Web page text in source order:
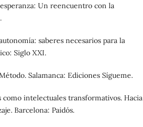
esperanza: Un reencuentro con la
saberes necesarios para la
Siglo XXI.
Salamanca: Ediciones Sígueme.
como intelectuales transformativos. Hacia
Barcelona: Paidós.